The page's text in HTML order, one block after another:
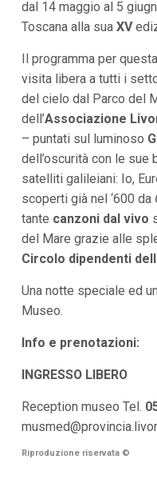
c
i
a
e
V
i
i
f
o
d
o
dal 14 maggio al 5
Toscana alla sua XV
Il programma per
visita libera a tutti i
del cielo dal Parco del
dell’Associazione
– puntati sul luminoso
dell’oscurità con le sue
satelliti galileiani: Io,
scoperti già nel ‘600 da
tante canzoni dal vivo
del Mare grazie alle
Circolo dipendenti
Una notte speciale ed
Museo.
Info e prenotazioni:
INGRESSO LIBERO
Reception museo Tel.
Riproduzione riservata ©